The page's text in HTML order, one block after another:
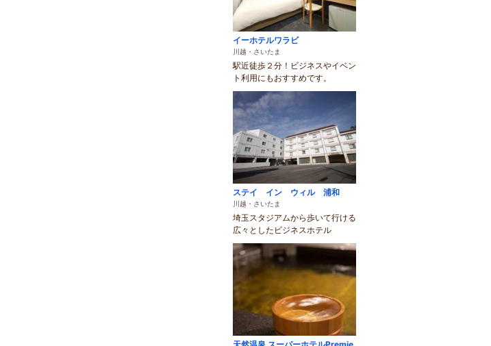
イーホテルワラビ
川越・さいたま
駅近徒歩２分！ビジネスやイベン
ト利用にもおすすめです。
ステイ イン ウィル 浦和
川越・さいたま
埼玉スタジアムから歩いて行ける
広々としたビジネスホテル